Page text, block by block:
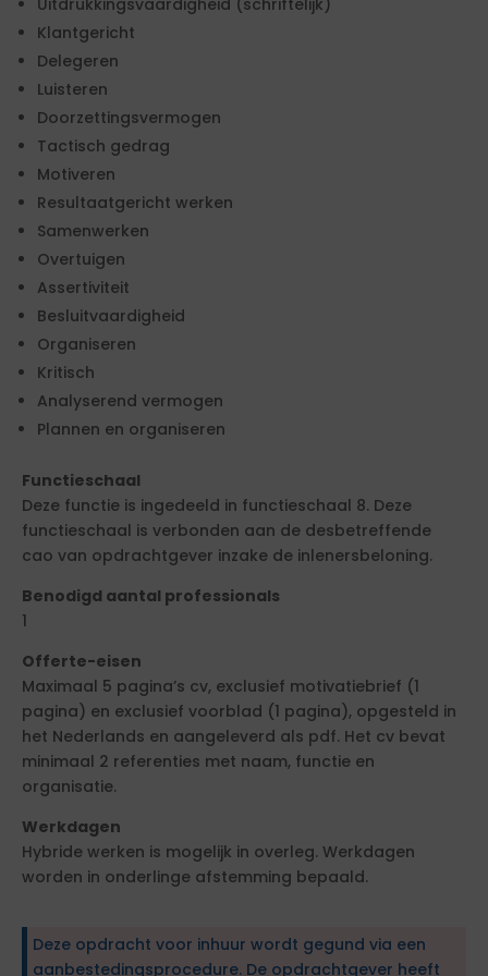
Uitdrukkingsvaardigheid (schriftelijk)
Klantgericht
Delegeren
Luisteren
Doorzettingsvermogen
Tactisch gedrag
Motiveren
Resultaatgericht werken
Samenwerken
Overtuigen
Assertiviteit
Besluitvaardigheid
Organiseren
Kritisch
Analyserend vermogen
Plannen en organiseren
Functieschaal
Deze functie is ingedeeld in functieschaal 8. Deze
functieschaal is verbonden aan de desbetreffende
cao van opdrachtgever inzake de inlenersbeloning.
Benodigd aantal professionals
1
Offerte-eisen
Maximaal 5 pagina’s cv, exclusief motivatiebrief (1
pagina) en exclusief voorblad (1 pagina), opgesteld in
het Nederlands en aangeleverd als pdf. Het cv bevat
minimaal 2 referenties met naam, functie en
organisatie.
Werkdagen
Hybride werken is mogelijk in overleg. Werkdagen
worden in onderlinge afstemming bepaald.
Deze opdracht voor inhuur wordt gegund via een
aanbestedingsprocedure. De opdrachtgever heeft